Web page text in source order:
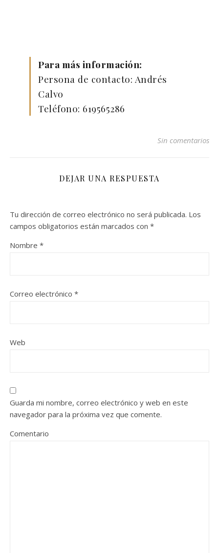
Para más información:
Persona de contacto: Andrés
Calvo
Teléfono: 619565286
Sin comentarios
DEJAR UNA RESPUESTA
Tu dirección de correo electrónico no será publicada. Los
campos obligatorios están marcados con *
Nombre *
Correo electrónico *
Web
Guarda mi nombre, correo electrónico y web en este
navegador para la próxima vez que comente.
Comentario